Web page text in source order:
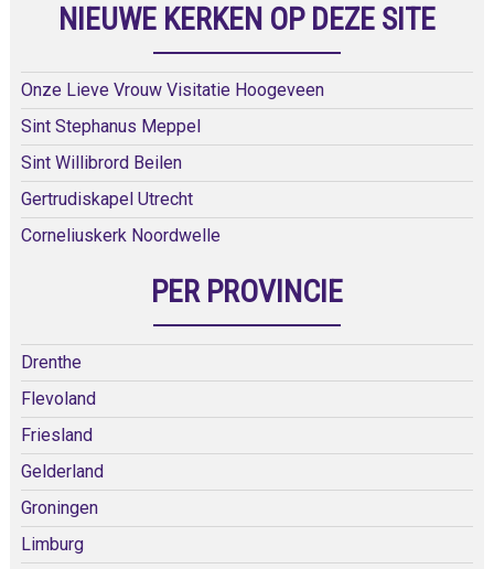
NIEUWE KERKEN OP DEZE SITE
Onze Lieve Vrouw Visitatie Hoogeveen
Sint Stephanus Meppel
Sint Willibrord Beilen
Gertrudiskapel Utrecht
Corneliuskerk Noordwelle
PER PROVINCIE
Drenthe
Flevoland
Friesland
Gelderland
Groningen
Limburg